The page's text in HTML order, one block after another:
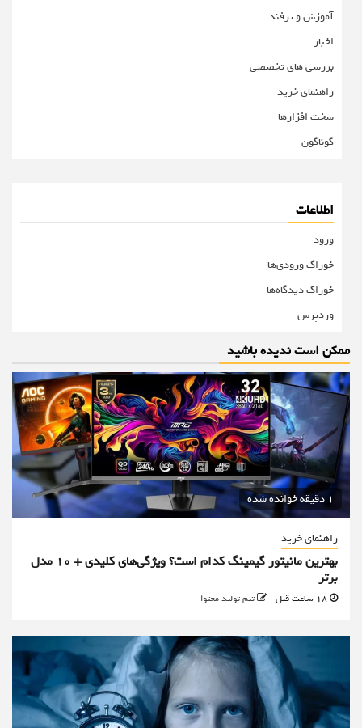
آموزش و ترفند
اخبار
بررسی های تخصصی
راهنمای خرید
سخت افزارها
گوناگون
اطلاعات
ورود
خوراک ورودی‌ها
خوراک دیدگاه‌ها
وردپرس
ممکن است ندیده باشید
1 دقیقه خوانده شده
راهنمای خرید
بهترین مانیتور گیمینگ کدام است؟ ویژگی‌های کلیدی + 10 مدل
برتر
تیم تولید محتوا